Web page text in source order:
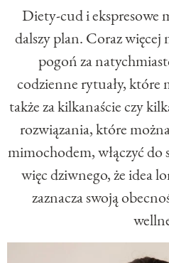
Diety-cud i ekspresowe
dalszy plan. Coraz więcej
pogoń za
codzienne rytuały, które
także za kilkanaście czy
rozwiązania, które
mimochodem, włączyć
więc dziwnego, że idea
zaznacza swoją